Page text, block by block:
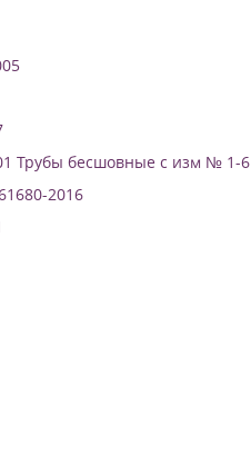
Трубы бесшовные с изм № 1-6
2016